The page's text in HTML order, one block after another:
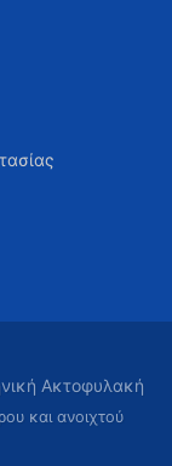
Ακτοφυλακή
και ανοιχτού